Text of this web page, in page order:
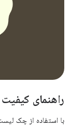
راهنمای کیفیت
با استفاده از چک